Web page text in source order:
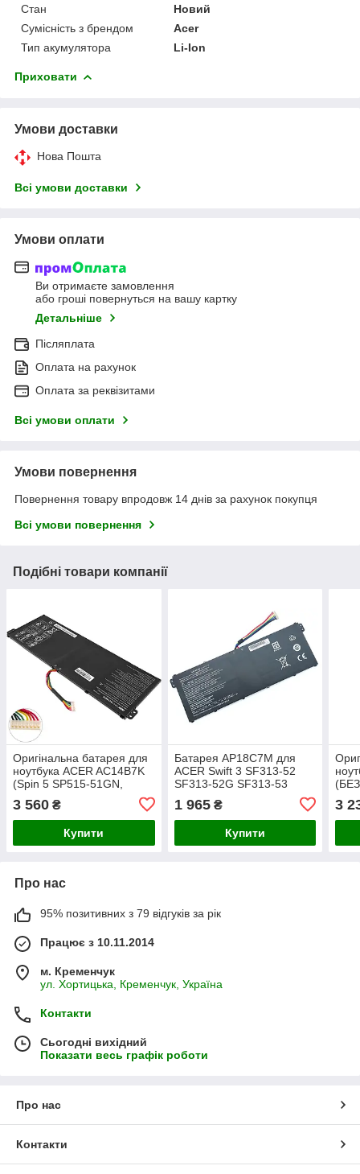
Стан
Новий
Сумісність з брендом
Acer
Тип акумулятора
Li-Ion
Приховати
Умови доставки
Нова Пошта
Всі умови доставки
Умови оплати
Ви отримаєте замовлення
або гроші повернуться на вашу картку
Детальніше
Післяплата
Оплата на рахунок
Оплата за реквізитами
Всі умови оплати
Умови повернення
Повернення товару впродовж 14 днів за рахунок покупця
Всі умови повернення
Подібні товари компанії
Оригінальна батарея для
ноутбука ACER AC14B7K
(Spin 5 SP515-51GN,
SF314-51, Nitro 5 AN515-
42) 15.28V 3320mAh
3 560 ₴
Купити
Батарея AP18C7M для
ACER Swift 3 SF313-52
SF313-52G SF313-53
SF313-53G SF316-51 Swift
5 SF514-54T SF514-54GT
(15.4V 3200mAh 49Wh)
1 965₴
Купити
3
Про нас
95% позитивних з 79 відгуків за рік
Працює з 10.11.2014
м. Кременчук
ул. Хортицька, Кременчук, Україна
Контакти
Сьогодні вихідний
Показати весь графік роботи
Про нас
Контакти